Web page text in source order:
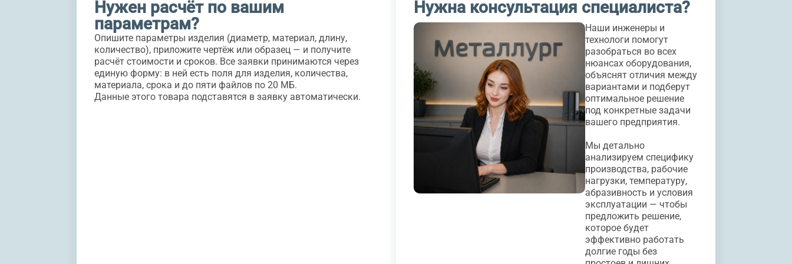
Нужен расчёт по вашим
параметрам?
Опишите параметры изделия (диаметр, материал, длину,
количество), приложите чертёж или образец — и получите
расчёт стоимости и сроков. Все заявки принимаются через
единую форму: в ней есть поля для изделия, количества,
материала, срока и до пяти файлов по 20 МБ.
Данные этого товара подставятся в заявку автоматически.
Нужна консультация специалиста?
Наши инженеры и
технологи помогут
разобраться во всех
нюансах оборудования,
объяснят отличия между
вариантами и подберут
оптимальное решение
под конкретные задачи
вашего предприятия.
Мы детально
анализируем специфику
производства, рабочие
нагрузки, температуру,
абразивность и условия
эксплуатации — чтобы
предложить решение,
которое будет
эффективно работать
долгие годы без